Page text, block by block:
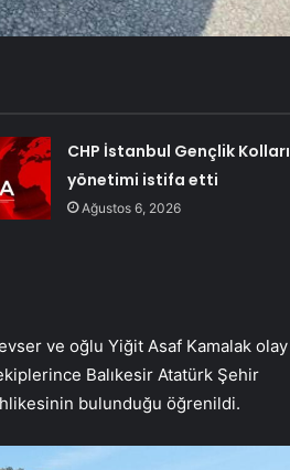
CHP İstanbul Gençlik Kolları
yönetimi istifa etti
Ağustos 6, 2026
ve oğlu Yiğit Asaf Kamalak olay
Balıkesir Atatürk Şehir
bulunduğu öğrenildi.